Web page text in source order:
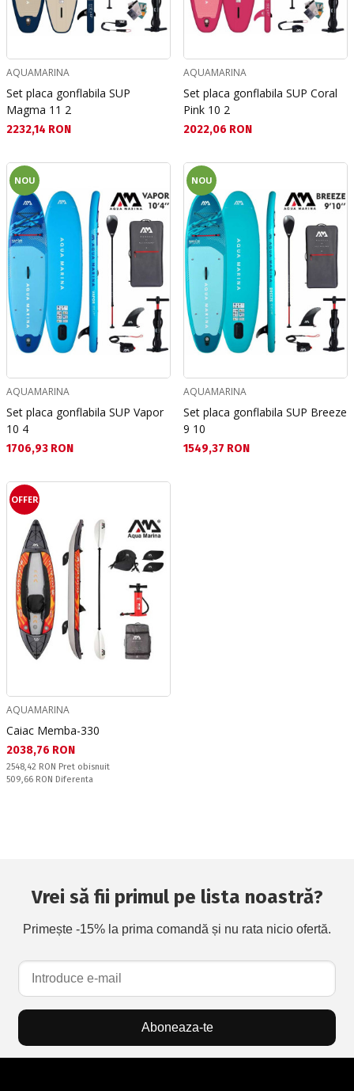
AQUAMARINA
Set placa gonflabila SUP
Magma 11 2
Текуща цена:
2232,14 RON
AQUAMARINA
Set placa gonflabila SUP Coral
Pink 10 2
Текуща цена:
2022,06 RON
NOU
AQUAMARINA
Set placa gonflabila SUP Vapor
10 4
Текуща цена:
1706,93 RON
NOU
AQUAMARINA
Set placa gonflabila SUP Breeze
9 10
Текуща цена:
1549,37 RON
OFFER
AQUAMARINA
Caiac Memba-330
Текуща цена:
2038,76 RON
Pret obisnuit:
2548,42 RON Pret obisnuit
Спестявате:
509,66 RON Diferenta
Vrei să fii primul pe lista noastră?
Primește -15% la prima comandă și nu rata nicio ofertă.
Aboneaza-te